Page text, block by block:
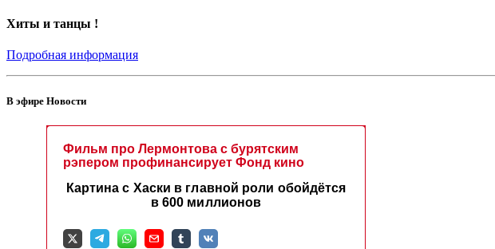
Хиты и танцы !
Подробная информация
В эфире Новости